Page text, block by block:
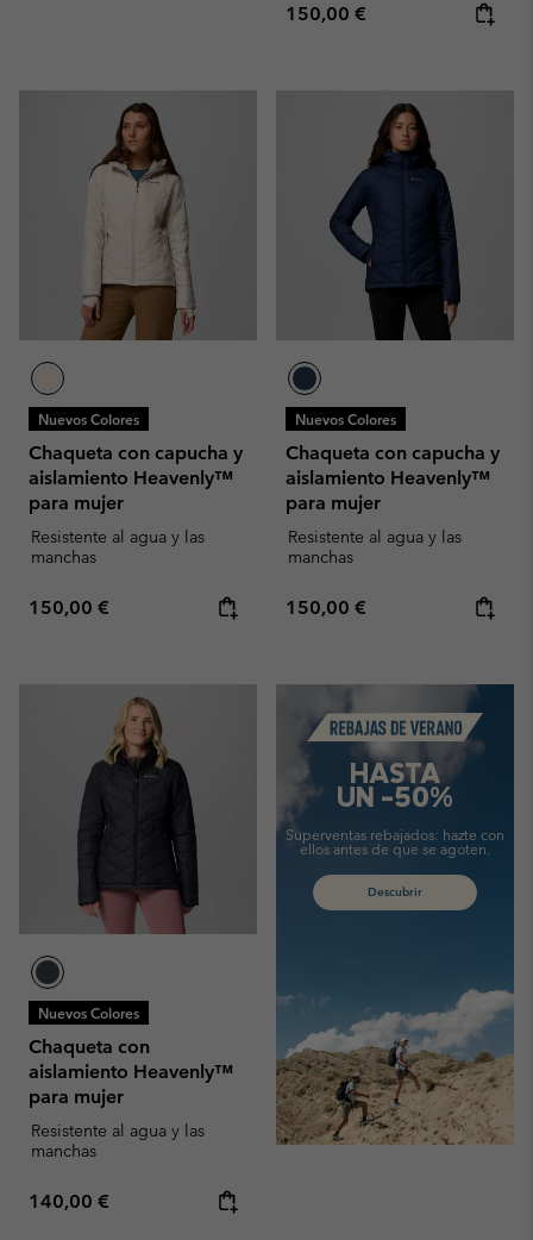
Regular price:
150,00 €
Nuevos Colores
Chaqueta con capucha y
aislamiento Heavenly™
para mujer
Resistente al agua y las
manchas
Regular price:
150,00 €
Nuevos Colores
Chaqueta con capucha y
aislamiento Heavenly™
para mujer
Resistente al agua y las
manchas
Regular price:
150,00 €
Nuevos Colores
Chaqueta con
aislamiento Heavenly™
para mujer
Resistente al agua y las
manchas
Regular price:
140,00 €
Summer Sale
HASTA
UN -50%
Superventas rebajados: hazte con
ellos antes de que se agoten.
Descubrir